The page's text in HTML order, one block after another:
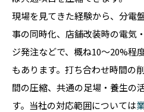
現場を見てきた経験から、分電
事の同時化、店舗改装時の電気
ジ発注などで、概ね10〜20%程
もあります。打ち合わせ時間の
間の圧縮、共通の足場・養生の
す。当社の対応範囲については